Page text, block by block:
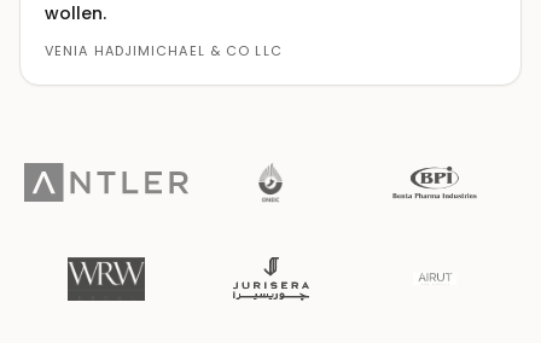
wollen.
VENIA HADJIMICHAEL & CO LLC